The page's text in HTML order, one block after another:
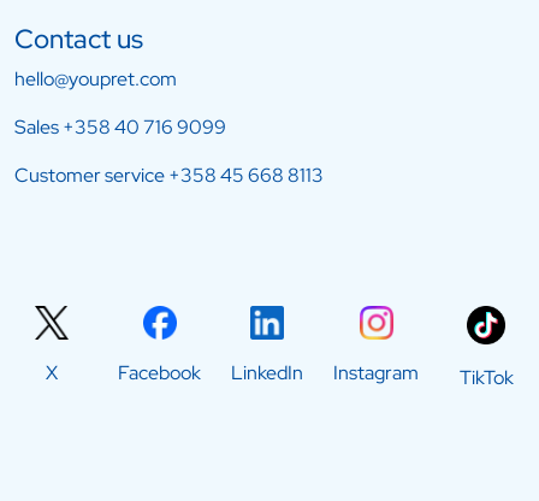
Contact us
hello@youpret.com
Sales+358 40 716 9099
Customer service+358 45 668 8113
X Facebook LinkedIn Instagram TikTok